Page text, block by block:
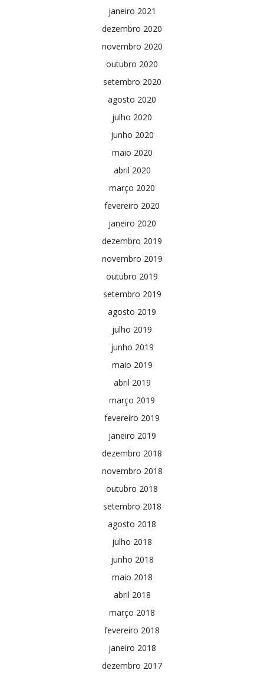
janeiro 2021
dezembro 2020
novembro 2020
outubro 2020
setembro 2020
agosto 2020
julho 2020
junho 2020
maio 2020
abril 2020
março 2020
fevereiro 2020
janeiro 2020
dezembro 2019
novembro 2019
outubro 2019
setembro 2019
agosto 2019
julho 2019
junho 2019
maio 2019
abril 2019
março 2019
fevereiro 2019
janeiro 2019
dezembro 2018
novembro 2018
outubro 2018
setembro 2018
agosto 2018
julho 2018
junho 2018
maio 2018
abril 2018
março 2018
fevereiro 2018
janeiro 2018
dezembro 2017